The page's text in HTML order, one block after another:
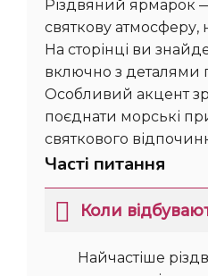
Різдвяний ярмарок —
святкову
На сторінці ви
включно з деталями
Особливий акцент
поєднати морські
святкового
Часті питання
Коли
Найчастіше